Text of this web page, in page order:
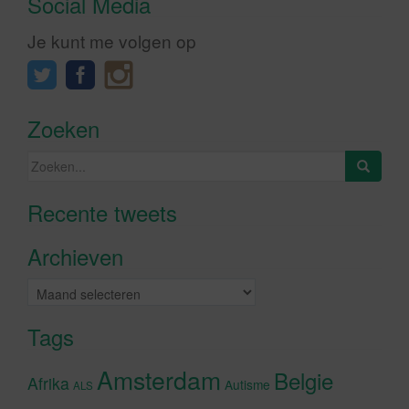
Je kunt me volgen op
Zoeken
Zoeken
Recente tweetsKlik om marketing cookies te
Archieven
Archieven
Tags
Afrika ALS Amsterdam Autisme Belgie